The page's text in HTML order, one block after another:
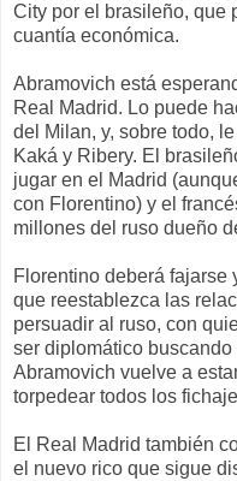
City por el brasileño, que
cuantía económica.
Abramovich está
Real Madrid. Lo puede
del Milan, y, sobre todo,
Kaká y Ribery. El
jugar en el Madrid
con Florentino) y el
millones del ruso dueño
Florentino deberá fajarse
que reestablezca las
persuadir al ruso, con
ser diplomático
Abramovich vuelve a
torpedear todos los
El Real Madrid también
el nuevo rico que sigue